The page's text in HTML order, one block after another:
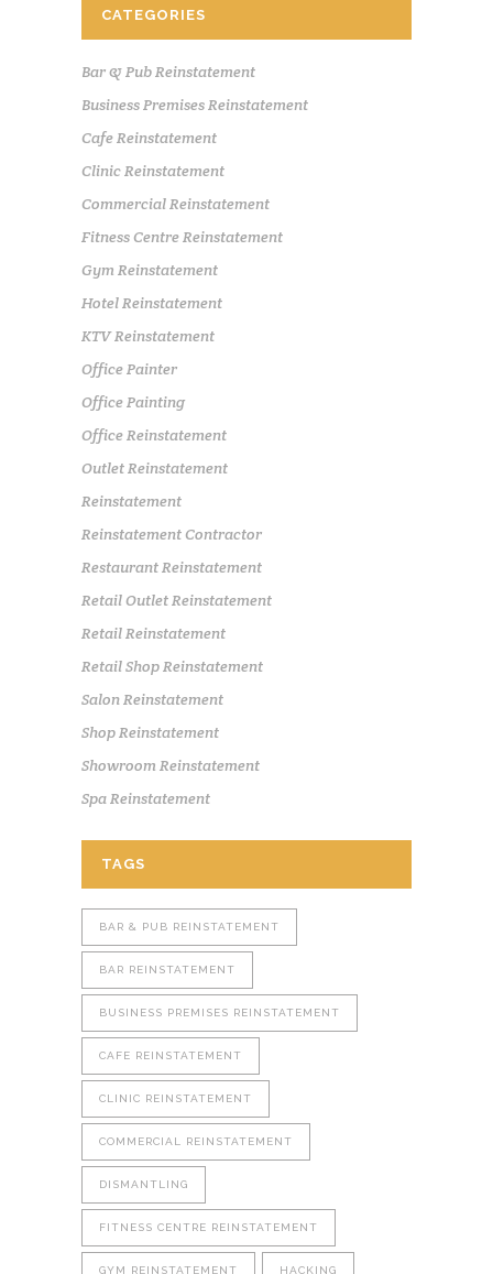
CATEGORIES
Bar & Pub Reinstatement
Business Premises Reinstatement
Cafe Reinstatement
Clinic Reinstatement
Commercial Reinstatement
Fitness Centre Reinstatement
Gym Reinstatement
Hotel Reinstatement
KTV Reinstatement
Office Painter
Office Painting
Office Reinstatement
Outlet Reinstatement
Reinstatement
Reinstatement Contractor
Restaurant Reinstatement
Retail Outlet Reinstatement
Retail Reinstatement
Retail Shop Reinstatement
Salon Reinstatement
Shop Reinstatement
Showroom Reinstatement
Spa Reinstatement
TAGS
BAR & PUB REINSTATEMENT
BAR REINSTATEMENT
BUSINESS PREMISES REINSTATEMENT
CAFE REINSTATEMENT
CLINIC REINSTATEMENT
COMMERCIAL REINSTATEMENT
DISMANTLING
FITNESS CENTRE REINSTATEMENT
GYM REINSTATEMENT HACKING